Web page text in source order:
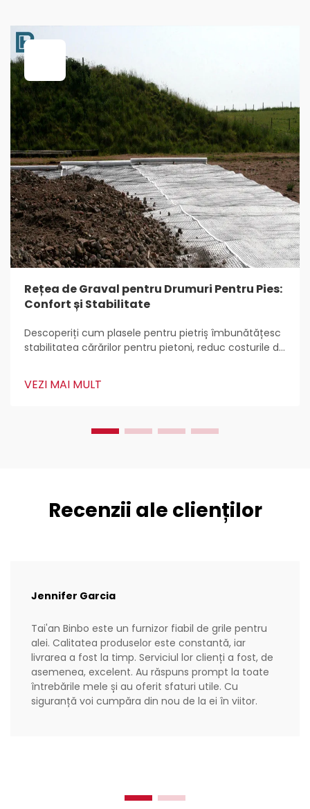
Rețea de Graval pentru Drumuri Pentru Pies:
Confort și Stabilitate
Descoperiți cum plasele pentru pietriș îmbunătățesc
stabilitatea cărărilor pentru pietoni, reduc costurile de
practici pentru instalare și întreținere pentru o
VEZI MAI MULT
Recenzii ale clienților
Jennifer Garcia
Tai'an Binbo este un furnizor fiabil de grile pentru
alei. Calitatea produselor este constantă, iar
livrarea a fost la timp. Serviciul lor clienți a fost, de
asemenea, excelent. Au răspuns prompt la toate
întrebările mele și au oferit sfaturi utile. Cu
siguranță voi cumpăra din nou de la ei în viitor.